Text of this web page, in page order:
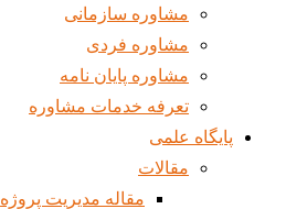
مشاوره سازمانی
مشاوره فردی
مشاوره پایان نامه
تعرفه خدمات مشاوره
پایگاه علمی
مقالات
مقاله مدیریت پروژه